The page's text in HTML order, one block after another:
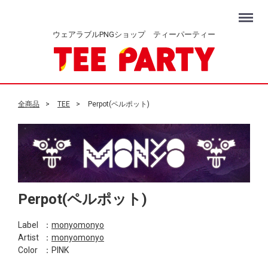
ウェアラブルPNGショップ ティーパーティー
Menu
全商品 TEE Perpot(ペルポット)
Perpot(ペルポット)
Label ： monyomonyo
Artist
： monyomonyo
Color
：PINK